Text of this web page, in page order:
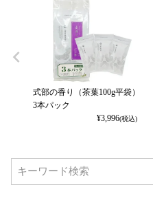
式部の香り（茶葉100g平袋）
3本パック
¥3,996(税込)